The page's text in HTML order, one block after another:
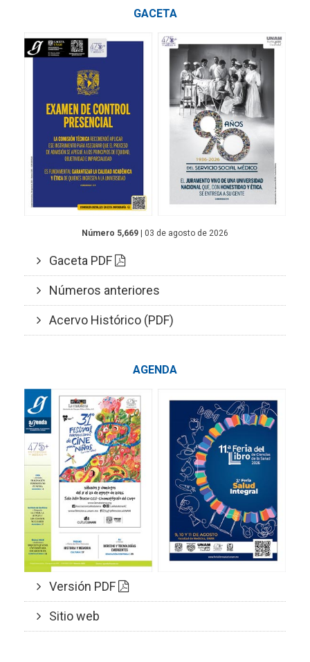
GACETA
Número 5,669 | 03 de agosto de 2026
Gaceta PDF
Números anteriores
Acervo Histórico (PDF)
AGENDA
Versión PDF
Sitio web